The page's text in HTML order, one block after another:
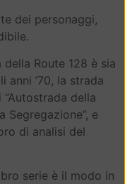
dei personaggi,
Route 128 è sia
anni ’70, la strada
della
Segregazione”, e
di analisi del
serie è il modo in